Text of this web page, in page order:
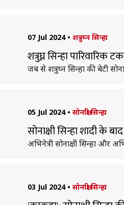
07 Jul 2024 • शत्रुघ्न सिन्हा
शत्रुघ्न सिन्हा
जब से शत्रुघ्न सिन्हा की बेटी
05 Jul 2024 • सोनाक्षी सिन्हा
सोनाक्षी सिन्हा शादी
अभिनेत्री सोनाक्षी सिन्हा और
03 Jul 2024 • सोनाक्षी सिन्हा